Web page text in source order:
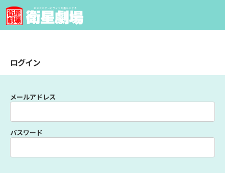
ログイン
メールアドレス
パスワード